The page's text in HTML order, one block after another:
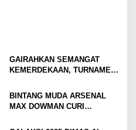
GAIRAHKAN SEMANGAT
KEMERDEKAAN, TURNAMEN
MOJOKERTO RAYA RESMI
BERGULIR
BINTANG MUDA ARSENAL
MAX DOWMAN CURI
PRAMUSIM ASIA